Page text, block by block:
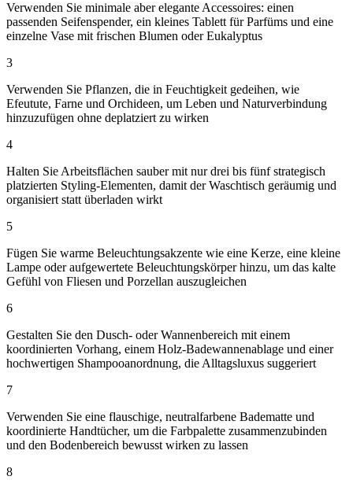
Verwenden Sie minimale aber elegante Accessoires: einen
passenden Seifenspender, ein kleines Tablett für Parfüms und eine
einzelne Vase mit frischen Blumen oder Eukalyptus
3
Verwenden Sie Pflanzen, die in Feuchtigkeit gedeihen, wie
Efeutute, Farne und Orchideen, um Leben und Naturverbindung
hinzuzufügen ohne deplatziert zu wirken
4
Halten Sie Arbeitsflächen sauber mit nur drei bis fünf strategisch
platzierten Styling-Elementen, damit der Waschtisch geräumig und
organisiert statt überladen wirkt
5
Fügen Sie warme Beleuchtungsakzente wie eine Kerze, eine kleine
Lampe oder aufgewertete Beleuchtungskörper hinzu, um das kalte
Gefühl von Fliesen und Porzellan auszugleichen
6
Gestalten Sie den Dusch- oder Wannenbereich mit einem
koordinierten Vorhang, einem Holz-Badewannenablage und einer
hochwertigen Shampooanordnung, die Alltagsluxus suggeriert
7
Verwenden Sie eine flauschige, neutralfarbene Badematte und
koordinierte Handtücher, um die Farbpalette zusammenzubinden
und den Bodenbereich bewusst wirken zu lassen
8